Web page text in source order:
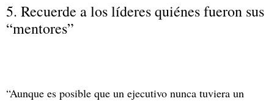
5. Recuerde a los líderes quiénes fueron sus
“mentores”
“Aunque es posible que un ejecutivo nunca tuviera un